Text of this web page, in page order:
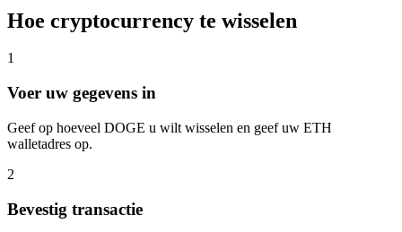
Hoe cryptocurrency te wisselen
1
Voer uw gegevens in
Geef op hoeveel DOGE u wilt wisselen en geef uw ETH
walletadres op.
2
Bevestig transactie